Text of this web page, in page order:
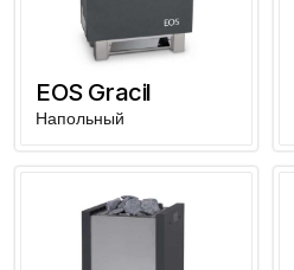
EOS Gracil
Напольный